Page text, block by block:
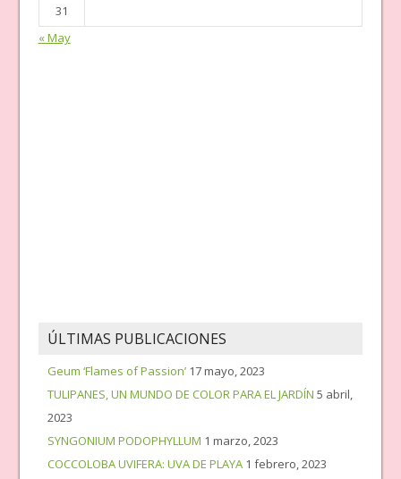
31
« May
ÚLTIMAS PUBLICACIONES
Geum ‘Flames of Passion’ 17 mayo, 2023
TULIPANES, UN MUNDO DE COLOR PARA EL JARDÍN 5 abril,
2023
SYNGONIUM PODOPHYLLUM 1 marzo, 2023
COCCOLOBA UVIFERA: UVA DE PLAYA 1 febrero, 2023